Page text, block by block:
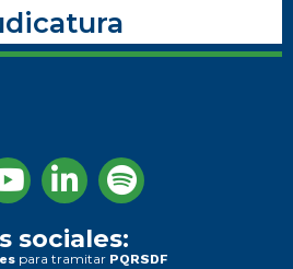
sociales:
para tramitar PQRSDF